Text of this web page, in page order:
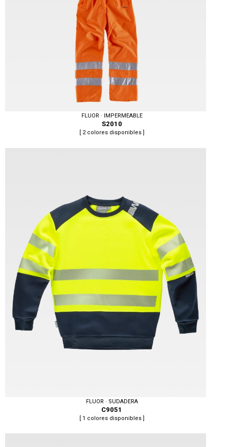
Tallas: S, M, L, XL, XXL, 3XL
FLUOR · IMPERMEABLE
S2010
[ 2 colores disponibles ]
FLUOR · SUDADERA
C9051
[ 1 colores disponibles ]